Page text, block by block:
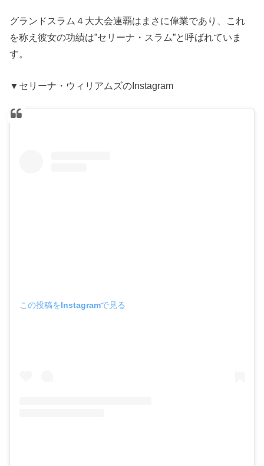
グランドスラム４大大会連覇はまさに偉業であり、これ
を称え彼女の功績は”セリーナ・スラム”と呼ばれていま
す。
▼セリーナ・ウィリアムズのInstagram
この投稿をInstagramで見る